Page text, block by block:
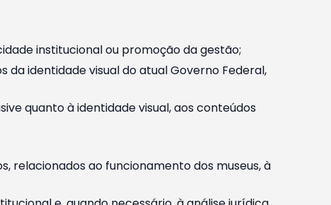
institucional ou promoção da gestão;
identidade visual do atual Governo Federal,
quanto à identidade visual, aos conteúdos
relacionados ao funcionamento dos museus, à